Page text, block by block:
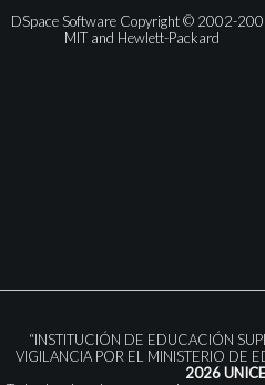
DSpace Software Copyright © 2002-
MIT and Hewlett-Packard
“INSTITUCIÓN DE EDUCACIÓN
VIGILANCIA POR EL MINISTERIO DE
2026